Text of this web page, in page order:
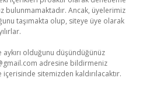
bulunmamaktadır. Ancak, üyelerimiz
taşımakta olup, siteye üye olarak
olduğunu düşündüğünüz
adresine bildirmeniz
sitemizden kaldırılacaktır.